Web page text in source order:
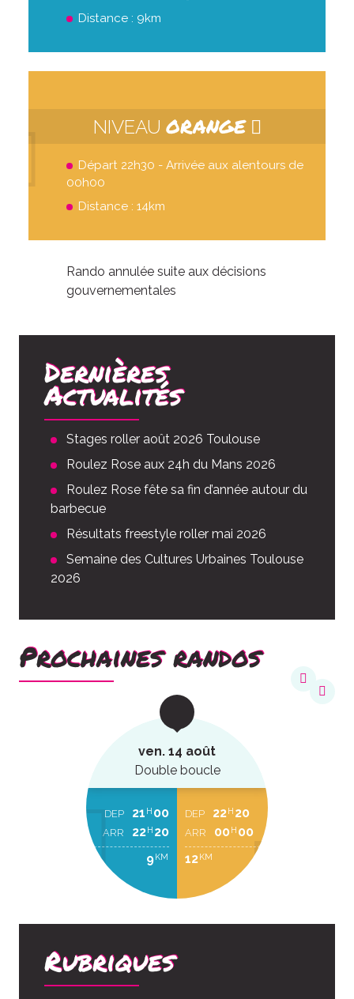
Distance : 9km
NIVEAU ORANGE
Départ 22h30 - Arrivée aux alentours de
00h00
Distance : 14km
Rando annulée suite aux décisions
gouvernementales
Dernières
Actualités
Stages roller août 2026 Toulouse
Roulez Rose aux 24h du Mans 2026
Roulez Rose fête sa fin d’année autour du
barbecue
Résultats freestyle roller mai 2026
Semaine des Cultures Urbaines Toulouse
2026
Prochaines randos
ven. 14 août
Double boucle
DEP 21 H 00
ARR 22H 20
9KM
DEP 22H 20
ARR 00H 00
12KM
Rubriques